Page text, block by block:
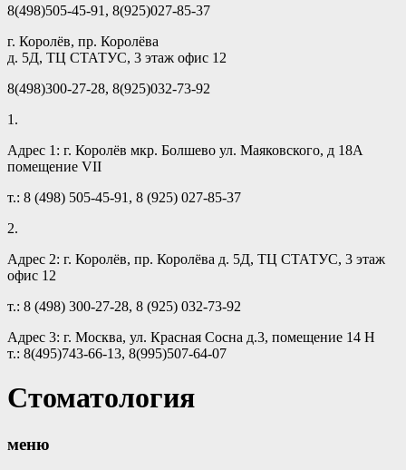
8(498)505-45-91, 8(925)027-85-37
г. Королёв, пр. Королёва
д. 5Д, ТЦ СТАТУС, 3 этаж офис 12
8(498)300-27-28, 8(925)032-73-92
1.
Адрес 1: г. Королёв мкр. Болшево ул. Маяковского, д 18А
помещение VII
т.: 8 (498) 505-45-91, 8 (925) 027-85-37
2.
Адрес 2: г. Королёв, пр. Королёва д. 5Д, ТЦ СТАТУС, 3 этаж
офис 12
т.: 8 (498) 300-27-28, 8 (925) 032-73-92
Адрес 3: г. Москва, ул. Красная Сосна д.3, помещение 14 Н
т.: 8(495)743-66-13, 8(995)507-64-07
Стоматология
меню